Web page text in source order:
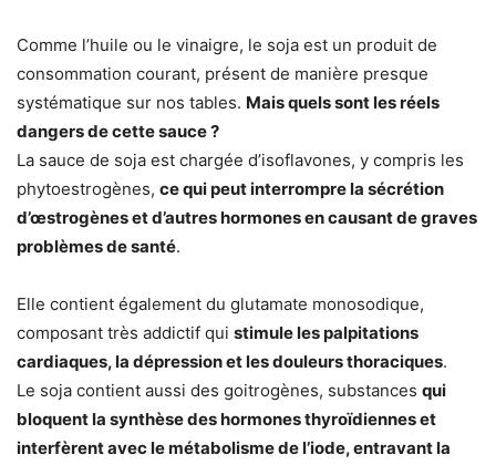
Comme l’huile ou le vinaigre, le soja est un produit de
consommation courant, présent de manière presque
systématique sur nos tables. Mais quels sont les réels
dangers de cette sauce ?
La sauce de soja est chargée d’isoflavones, y compris les
phytoestrogènes, ce qui peut interrompre la sécrétion
d’œstrogènes et d’autres hormones en causant de graves
problèmes de santé.
Elle contient également du glutamate monosodique,
composant très addictif qui stimule les palpitations
cardiaques, la dépression et les douleurs thoraciques.
Le soja contient aussi des goitrogènes, substances qui
bloquent la synthèse des hormones thyroïdiennes et
interfèrent avec le métabolisme de l’iode, entravant la